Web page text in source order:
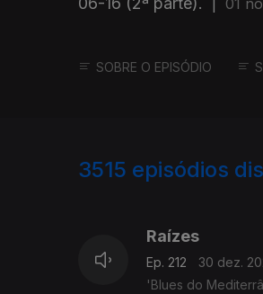
01
SOBRE O EPISÓDIO
3515 episódios
Raízes
Ep. 212
30 dez.
'Blues do